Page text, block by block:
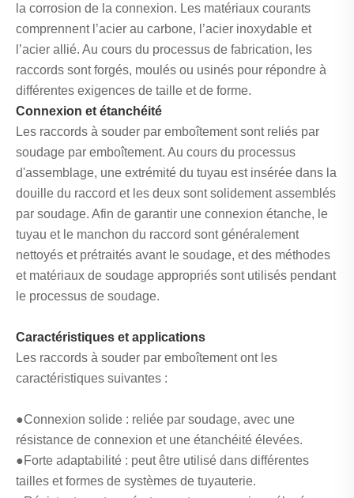
la corrosion de la connexion. Les matériaux courants
comprennent l’acier au carbone, l’acier inoxydable et
l’acier allié. Au cours du processus de fabrication, les
raccords sont forgés, moulés ou usinés pour répondre à
différentes exigences de taille et de forme.
Connexion et étanchéité
Les raccords à souder par emboîtement sont reliés par
soudage par emboîtement. Au cours du processus
d'assemblage, une extrémité du tuyau est insérée dans la
douille du raccord et les deux sont solidement assemblés
par soudage. Afin de garantir une connexion étanche, le
tuyau et le manchon du raccord sont généralement
nettoyés et prétraités avant le soudage, et des méthodes
et matériaux de soudage appropriés sont utilisés pendant
le processus de soudage.
Caractéristiques et applications
Les raccords à souder par emboîtement ont les
caractéristiques suivantes :
●Connexion solide : reliée par soudage, avec une
résistance de connexion et une étanchéité élevées.
●Forte adaptabilité : peut être utilisé dans différentes
tailles et formes de systèmes de tuyauterie.